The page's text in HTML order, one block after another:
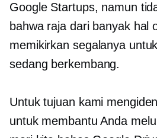
Google Startups, namun
bahwa raja dari banyak hal
memikirkan segalanya
sedang berkembang.
Untuk tujuan kami
untuk membantu Anda